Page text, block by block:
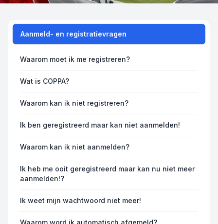
Aanmeld- en registratievragen
Waarom moet ik me registreren?
Wat is COPPA?
Waarom kan ik niet registreren?
Ik ben geregistreerd maar kan niet aanmelden!
Waarom kan ik niet aanmelden?
Ik heb me ooit geregistreerd maar kan nu niet meer
aanmelden!?
Ik weet mijn wachtwoord niet meer!
Waarom word ik automatisch afgemeld?